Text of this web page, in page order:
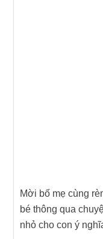
Mời bố mẹ cùng
bé thông qua
nhỏ cho con ý